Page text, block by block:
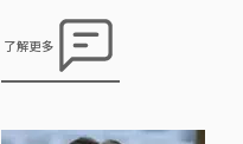
法律，成为律师。 邓律师热衷参与公
共事务，曾参与多宗司法覆核案例，
包括代表囚犯成功争取囚犯应有宪法
裁处的诉讼，又为区议会及民政事务
了解更多